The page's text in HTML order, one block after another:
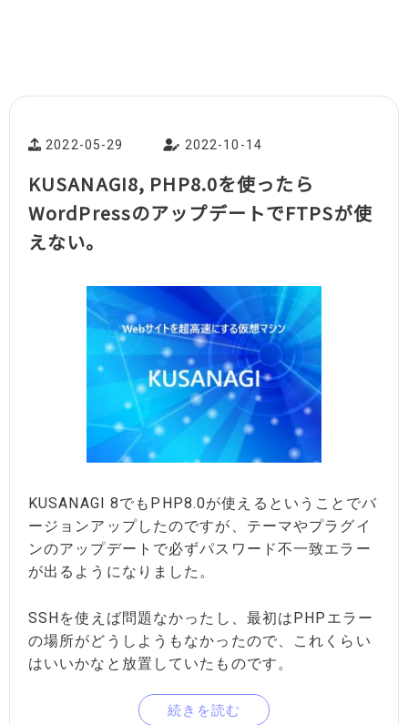
2022-05-29 2022-10-14
KUSANAGI8, PHP8.0を使ったら
WordPressのアップデートでFTPSが使
えない。
KUSANAGI 8でもPHP8.0が使えるということでバ
ージョンアップしたのですが、テーマやプラグイ
ンのアップデートで必ずパスワード不一致エラー
が出るようになりました。
SSHを使えば問題なかったし、最初はPHPエラー
の場所がどうしようもなかったので、これくらい
はいいかなと放置していたものです。
続きを読む